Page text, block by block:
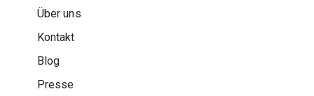
Über uns
Kontakt
Blog
Presse